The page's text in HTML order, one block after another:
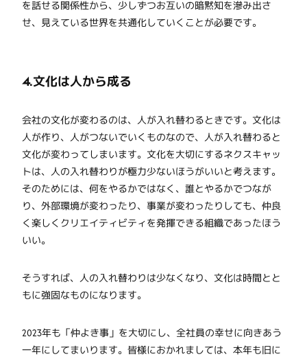
を話せる関係性から、少しずつお互いの暗黙知を滲み出さ
せ、見えている世界を共通化していくことが必要です。
4.文化は人から成る
会社の文化が変わるのは、人が入れ替わるときです。文化は
人が作り、人がつないでいくものなので、人が入れ替わると
文化が変わってしまいます。文化を大切にするネクスキャッ
トは、人の入れ替わりが極力少ないほうがいいと考えます。
そのためには、何をやるかではなく、誰とやるかでつなが
り、外部環境が変わったり、事業が変わったりしても、仲良
く楽しくクリエイティビティを発揮できる組織であったほう
いい。
そうすれば、人の入れ替わりは少なくなり、文化は時間とと
もに強固なものになります。
2023年も「仲よき事」を大切にし、全社員の幸せに向きあう
一年にしてまいります。皆様におかれましては、本年も旧に